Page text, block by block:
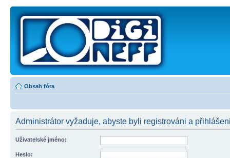
Obsah fóra
Administrátor vyžaduje, abyste byli registrováni a
Uživatelské jméno:
Heslo: